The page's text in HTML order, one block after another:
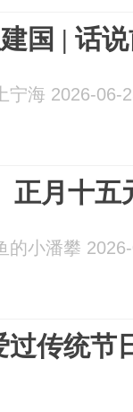
国 | 话
宁海 2026-06-
正月十五
的小潘攀
过传统节